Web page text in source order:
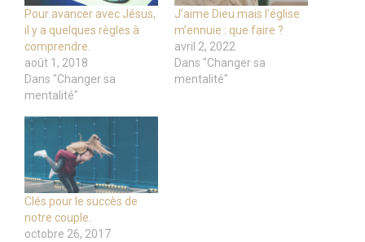
Pour avancer avec Jésus,
il y a quelques règles à
comprendre.
août 1, 2018
Dans "Changer sa
mentalité"
J’aime Dieu mais l’église
m’ennuie : que faire ?
avril 2, 2022
Dans "Changer sa
mentalité"
Clés pour le succès de
notre couple.
octobre 26, 2017